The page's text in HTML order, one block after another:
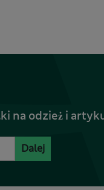
na odzież i
Dalej